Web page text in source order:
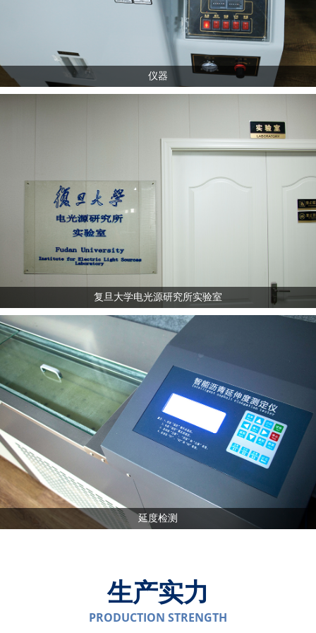
仪器
复旦大学电光源研究所实验室
延度检测
生产实力
PRODUCTION STRENGTH